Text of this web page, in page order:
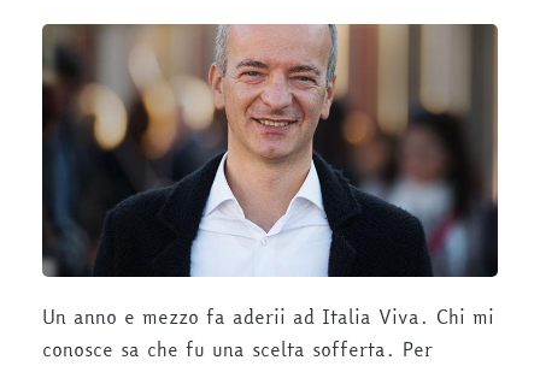
Un anno e mezzo fa aderii ad Italia Viva. Chi mi
conosce sa che fu una scelta sofferta. Per